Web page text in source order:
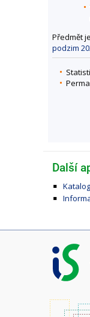
Předmět
podzim
Další
I
S
M